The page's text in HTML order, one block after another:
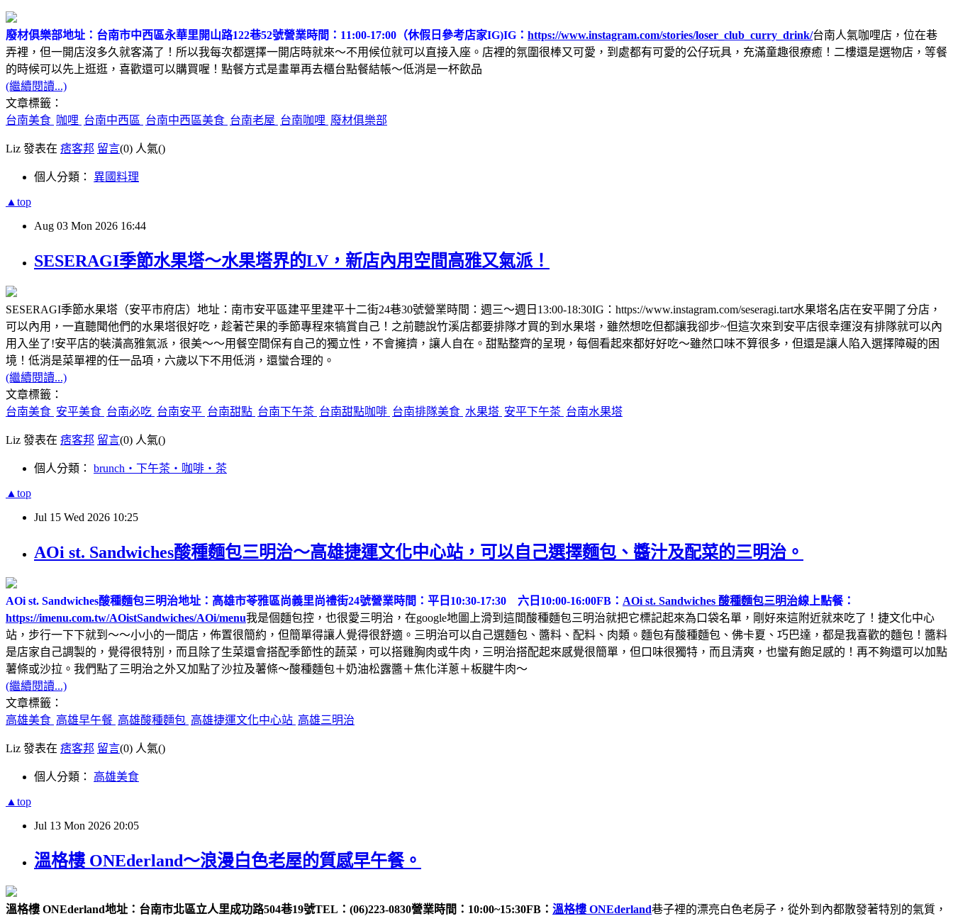
廢材俱樂部地址：台南市中西區永華里開山路122巷52號營業時間：11:00-17:00（休假日參考店家IG)IG： https://www.instagram.com/stories/loser_club_curry_drink/台南人氣咖哩店，位在巷
弄裡，但一開店沒多久就客滿了！所以我每次都選擇一開店時就來～不用候位就可以直接入座。店裡的氛圍很棒又可愛，到處都有可愛的公仔玩具，充滿童趣很療癒！二樓還是選物店，等餐
的時候可以先上逛逛，喜歡還可以購買喔！點餐方式是畫單再去櫃台點餐結帳～低消是一杯飲品
(繼續閱讀...)
文章標籤：
台南美食 咖哩 台南中西區 台南中西區美食 台南老屋 台南咖哩 廢材俱樂部
Liz 發表在 痞客邦 留言(0) 人氣()
個人分類： 異國料理
▲top
Aug 03 Mon 2026 16:44
SESERAGI季節水果塔～水果塔界的LV，新店內用空間高雅又氣派！
SESERAGI季節水果塔（安平市府店）地址：南市安平區建平里建平十二街24巷30號營業時間：週三～週日13:00-18:30IG：https://www.instagram.com/seseragi.tart水果塔名店在安平開了分店，
可以內用，一直聽聞他們的水果塔很好吃，趁著芒果的季節專程來犒賞自己！之前聽說竹溪店都要排隊才買的到水果塔，雖然想吃但都讓我卻步~但這次來到安平店很幸運沒有排隊就可以內
用入坐了!安平店的裝潢高雅氣派，很美～～用餐空間保有自己的獨立性，不會擁擠，讓人自在。甜點整齊的呈現，每個看起來都好好吃～雖然口味不算很多，但還是讓人陷入選擇障礙的困
境！低消是菜單裡的任一品項，六歲以下不用低消，還蠻合理的。
(繼續閱讀...)
文章標籤：
台南美食 安平美食 台南必吃 台南安平 台南甜點 台南下午茶 台南甜點咖啡 台南排隊美食 水果塔 安平下午茶 台南水果塔
Liz 發表在 痞客邦 留言(0) 人氣()
個人分類： brunch‧下午茶‧咖啡‧茶
▲top
Jul 15 Wed 2026 10:25
AOi st. Sandwiches酸種麵包三明治～高雄捷運文化中心站，可以自己選擇麵包、醬汁及配菜的三明治。
AOi st. Sandwiches酸種麵包三明治地址：高雄市苓雅區尚義里尚禮街24號營業時間：平日10:30-17:30 六日10:00-16:00FB： AOi st. Sandwiches 酸種麵包三明治線上點餐：
https://imenu.com.tw/AOistSandwiches/AOi/menu我是個麵包控，也很愛三明治，在google地圖上滑到這間酸種麵包三明治就把它標記起來為口袋名單，剛好來這附近就來吃了！捷文化中心
站，步行一下下就到～～小小的一間店，佈置很簡約，但簡單得讓人覺得很舒適。三明治可以自己選麵包、醬料、配料、肉類。麵包有酸種麵包、佛卡夏、巧巴達，都是我喜歡的麵包！醬料
是店家自己調製的，覺得很特別，而且除了生菜還會搭配季節性的蔬菜，可以搭雞胸肉或牛肉，三明治搭配起來感覺很簡單，但口味很獨特，而且清爽，也蠻有飽足感的！再不夠還可以加點
薯條或沙拉。我們點了三明治之外又加點了沙拉及薯條～酸種麵包＋奶油松露醬＋焦化洋蔥＋板腱牛肉～
(繼續閱讀...)
文章標籤：
高雄美食 高雄早午餐 高雄酸種麵包 高雄捷運文化中心站 高雄三明治
Liz 發表在 痞客邦 留言(0) 人氣()
個人分類： 高雄美食
▲top
Jul 13 Mon 2026 20:05
溫格樓 ONEderland～浪漫白色老屋的質感早午餐。
溫格樓 ONEderland地址：台南市北區立人里成功路504巷19號TEL：(06)223-0830營業時間：10:00~15:30FB： 溫格樓 ONEderland巷子裡的漂亮白色老房子，從外到內都散發著特別的氣質，